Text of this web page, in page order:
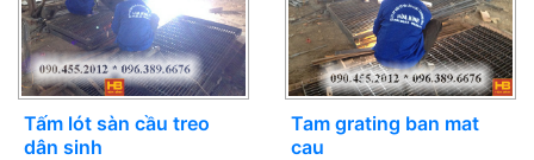
Tấm lót sàn cầu treo
dân sinh
Tam grating ban mat
cau